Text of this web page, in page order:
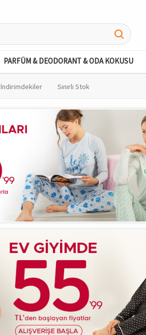
PARFÜM & DEODORANT & ODA KOKUSU
İndirimdekiler Sınırlı Stok